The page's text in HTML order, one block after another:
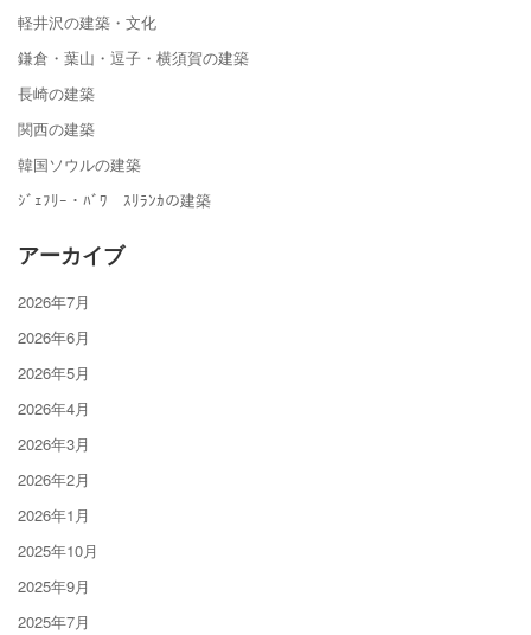
軽井沢の建築・文化
鎌倉・葉山・逗子・横須賀の建築
長崎の建築
関西の建築
韓国ソウルの建築
ｼﾞｪﾌﾘｰ・ﾊﾞﾜ ｽﾘﾗﾝｶの建築
アーカイブ
2026年7月
2026年6月
2026年5月
2026年4月
2026年3月
2026年2月
2026年1月
2025年10月
2025年9月
2025年7月